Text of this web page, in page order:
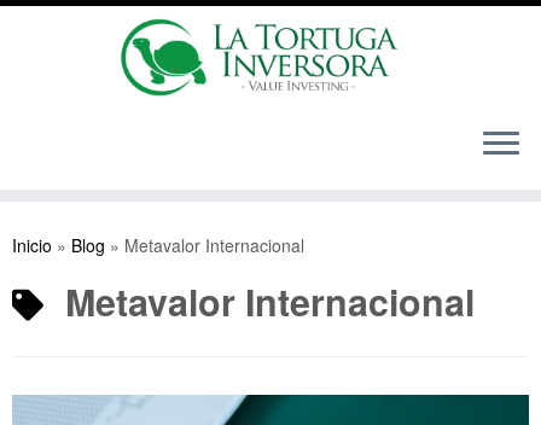
Inicio » Blog » Metavalor Internacional
Metavalor Internacional